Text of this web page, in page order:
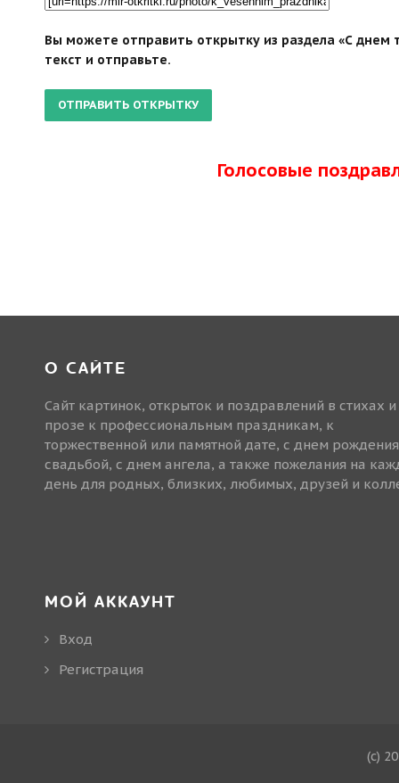
Вы можете отправить открытку из раздела «С днем
текст и отправьте.
Голосовые
О САЙТЕ
Сайт картинок, открыток и поздравлений в стихах и
прозе к профессиональным праздникам, к
торжественной или памятной дате, с днем
свадьбой, с днем ангела, а также пожелания на
день для родных, близких, любимых, друзей и
МОЙ АККАУНТ
Вход
Регистрация
(c)